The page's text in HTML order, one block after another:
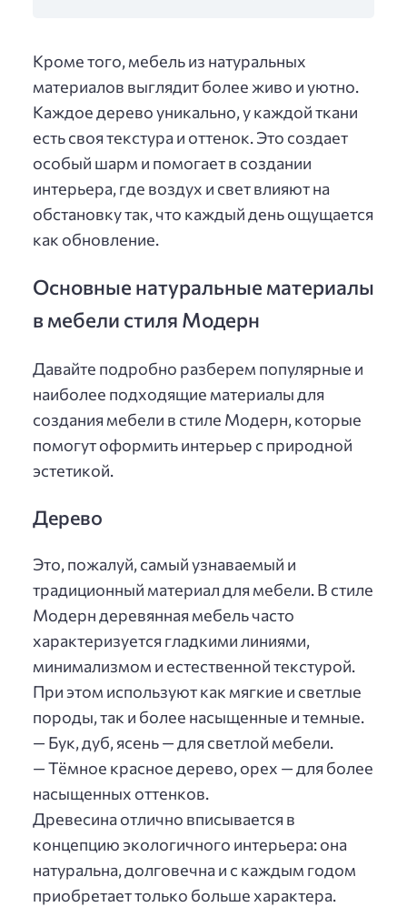
Кроме того, мебель из натуральных
материалов выглядит более живо и уютно.
Каждое дерево уникально, у каждой ткани
есть своя текстура и оттенок. Это создает
особый шарм и помогает в создании
интерьера, где воздух и свет влияют на
обстановку так, что каждый день ощущается
как обновление.
Основные натуральные материалы
в мебели стиля Модерн
Давайте подробно разберем популярные и
наиболее подходящие материалы для
создания мебели в стиле Модерн, которые
помогут оформить интерьер с природной
эстетикой.
Дерево
Это, пожалуй, самый узнаваемый и
традиционный материал для мебели. В стиле
Модерн деревянная мебель часто
характеризуется гладкими линиями,
минимализмом и естественной текстурой.
При этом используют как мягкие и светлые
породы, так и более насыщенные и темные.
— Бук, дуб, ясень — для светлой мебели.
— Тёмное красное дерево, орех — для более
насыщенных оттенков.
Древесина отлично вписывается в
концепцию экологичного интерьера: она
натуральна, долговечна и с каждым годом
приобретает только больше характера.